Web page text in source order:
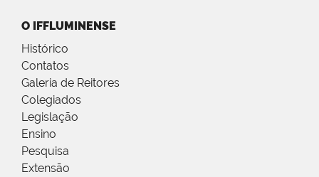
O IFFLUMINENSE
Histórico
Contatos
Galeria de Reitores
Colegiados
Legislação
Ensino
Pesquisa
Extensão